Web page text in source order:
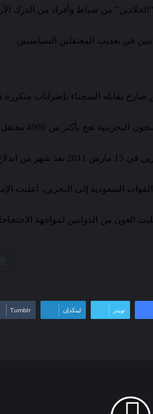
في تعذيب المعتقلين السياسيين.
يقابله السجناء بإضرابات متكررة
خلفية الرأي والتعبير والمطالبة بإصلاحات سياسية.
بإسقاط النظام.
البحرين، أعلنت الإمارات أنها أرسلت 500 من
العون من الدولتين لمواجهة
تويتر لينكدإن ‏Tumblr